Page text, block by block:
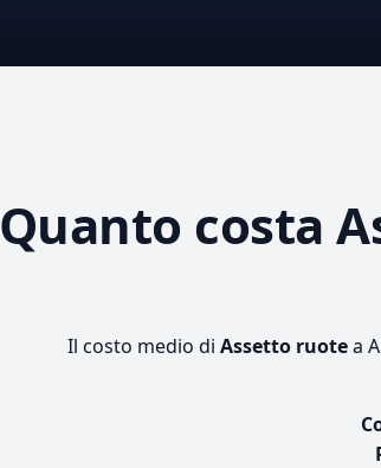
Quanto costa
Il costo medio di Assetto ruotea